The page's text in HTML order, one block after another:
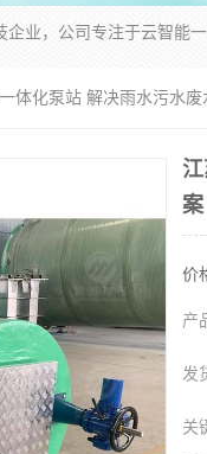
体化泵站 解决雨水污水废
案
价
产
发
关